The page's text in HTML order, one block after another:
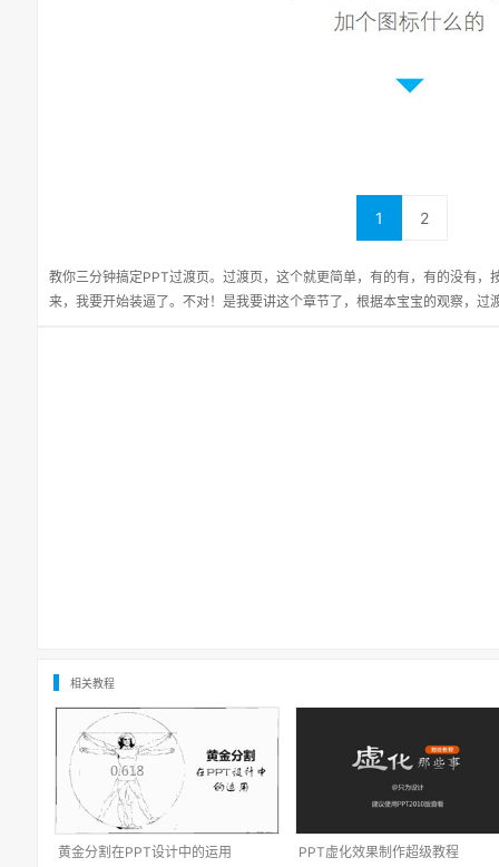
1 2
教你三分钟搞定PPT过渡页。过渡页，这个就更简单，有的有，有的没有
来，我要开始装逼了。不对！是我要讲这个章节了，根据本宝宝的观察，
相关教程
黄金分割在PPT设计中的运用 PPT虚化效果制作超级教程